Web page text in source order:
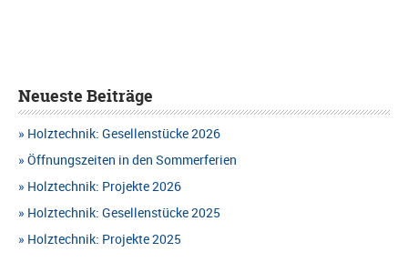
Neueste Beiträge
Holztechnik: Gesellenstücke 2026
Öffnungszeiten in den Sommerferien
Holztechnik: Projekte 2026
Holztechnik: Gesellenstücke 2025
Holztechnik: Projekte 2025